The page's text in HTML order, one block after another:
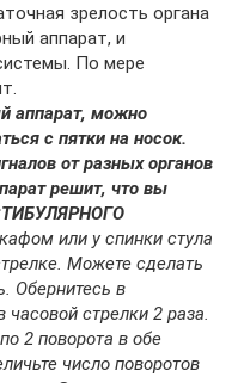
зрелость органа
аппарат, и
По мере
аппарат, можно
с пятки на носок.
налов от разных органов
решит, что вы
или у спинки стула
Можете сделать
Обернитесь в
стрелки 2 раза.
2 поворота в обе
число поворотов